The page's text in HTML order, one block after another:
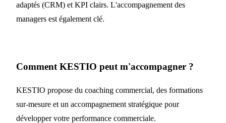
adaptés (CRM) et KPI clairs. L'accompagnement des
managers est également clé.
Comment KESTIO peut m'accompagner ?
KESTIO propose du coaching commercial, des formations
sur-mesure et un accompagnement stratégique pour
développer votre performance commerciale.